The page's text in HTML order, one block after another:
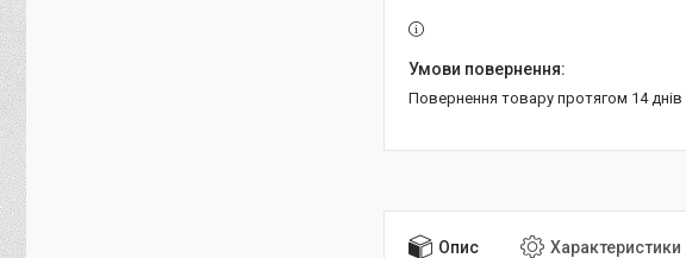
повернення товару протягом 14 днів
Опис Характеристики